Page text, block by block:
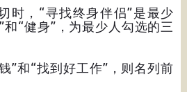
时，“寻找终身伴侣”是最少
和“健身”，为最少人勾选的三
”和“找到好工作”，则名列前